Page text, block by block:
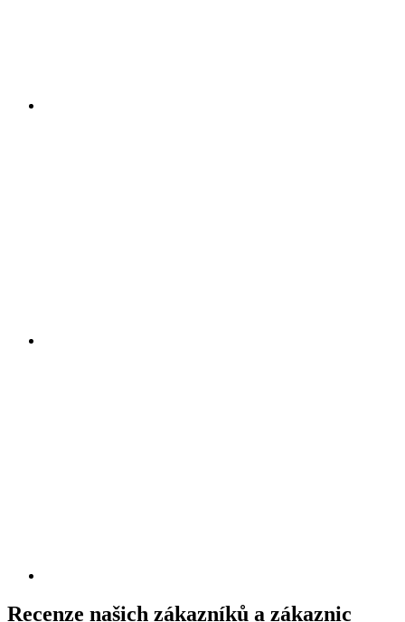
Recenze našich zákazníků a zákaznic